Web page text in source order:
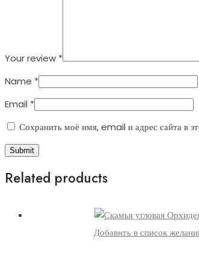
Your review *
Name *
Email *
Сохранить моё имя, email и адрес сайта в
Related products
Добавить в список